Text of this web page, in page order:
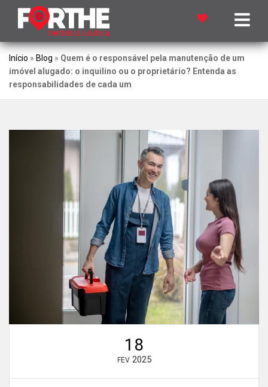
Início » Blog » Quem é o responsável pela manutenção de um
imóvel alugado: o inquilino ou o proprietário? Entenda as
responsabilidades de cada um
18
FEV 2025